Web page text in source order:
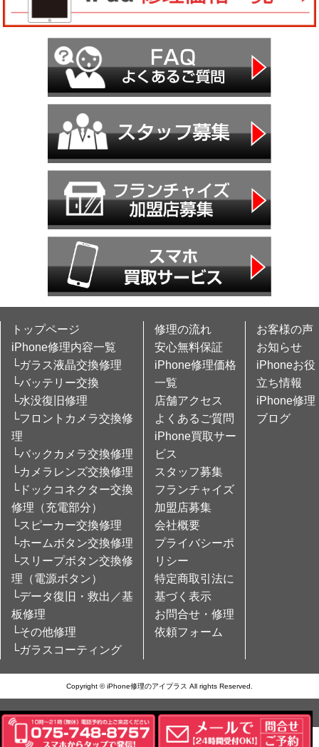
トップページ
iPhone修理内容一覧
└ガラス液晶交換修理
└バッテリー交換
└水没復旧修理
└フロントカメラ交換修
理
└バックカメラ交換修理
└カメラレンズ交換修理
└ドックコネクター交換
修理（充電部分）
└スピーカー交換修理
└ホームボタン交換修理
└スリープボタン交換修
理（電源ボタン）
└データ復旧・救出／基
板修理
└その他修理
└ガラスコーティング
修理の流れ
安心無料保証
iPhone修理価格
一覧
店舗アクセス
よくあるご質問
iPhone買取サー
ビス
スタッフ募集
フランチャイズ
加盟店募集
会社概要
プライバシーポ
リシー
特定商取引法に
基づく表示
お問合せ・修理
依頼フォーム
お客様の声
お知らせ
iPhoneお役
立ち情報
iPhone修理
ブログ
Copyright © iPhone修理のアイプラス All rights Reserved.